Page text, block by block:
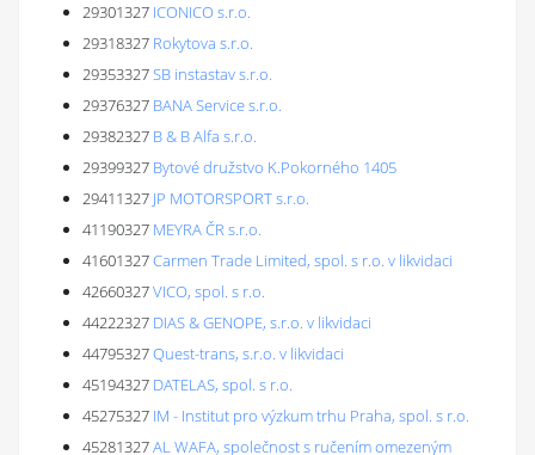
29301327 ICONICO s.r.o.
29318327 Rokytova s.r.o.
29353327SB instastav s.r.o.
29376327 BANA Service s.r.o.
29382327 B & B Alfa s.r.o.
29399327 Bytové družstvo K.Pokorného 1405
29411327 JP MOTORSPORT s.r.o.
41190327 MEYRA ČR s.r.o.
41601327Carmen Trade Limited, spol. s r.o. v likvidaci
42660327VICO, spol. s r.o.
44222327 DIAS & GENOPE, s.r.o. v likvidaci
44795327Quest-trans, s.r.o. v likvidaci
45194327 DATELAS, spol. s r.o.
45275327 IM - Institut pro výzkum trhu Praha, spol. s r.o.
45281327AL WAFA, společnost s ručením omezeným